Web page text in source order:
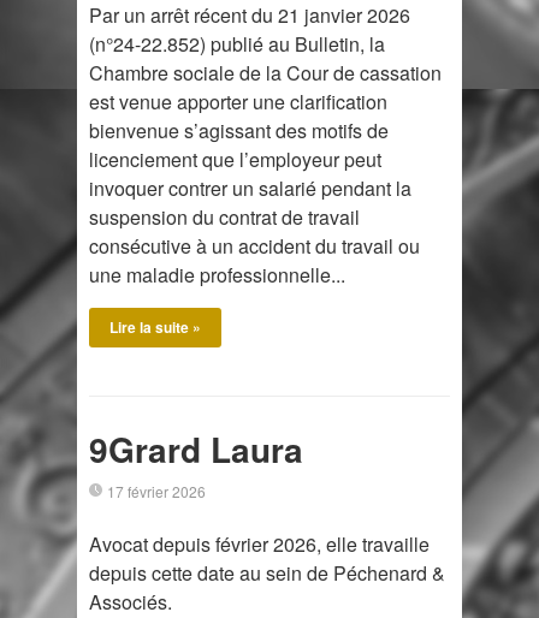
Par un arrêt récent du 21 janvier 2026
(n°24-22.852) publié au Bulletin, la
Chambre sociale de la Cour de cassation
est venue apporter une clarification
bienvenue s’agissant des motifs de
licenciement que l’employeur peut
invoquer contrer un salarié pendant la
suspension du contrat de travail
consécutive à un accident du travail ou
une maladie professionnelle...
Lire la suite »
9Grard Laura
17 février 2026
Avocat depuis février 2026, elle travaille
depuis cette date au sein de Péchenard &
Associés.